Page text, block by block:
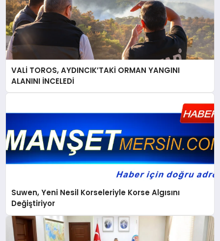
VALİ TOROS, AYDINCIK’TAKİ ORMAN YANGINI
ALANINI İNCELEDİ
Suwen, Yeni Nesil Korseleriyle Korse Algısını
Değiştiriyor